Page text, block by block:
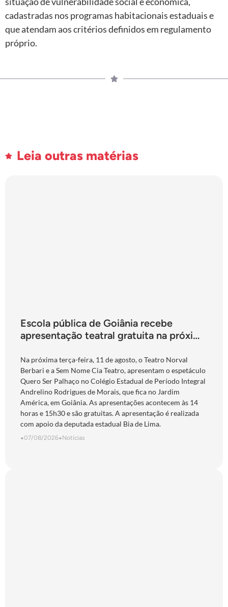
cadastradas nos programas habitacionais estaduais e
que atendam aos critérios definidos em regulamento
próprio.
Leia outras matérias
Escola pública de Goiânia recebe
apresentação teatral gratuita na próxima
Na próxima terça-feira, 11 de agosto, o Teatro Norval
Berbari e a Sem Nome Cia Teatro, apresentam o espetáculo
Quero Ser Palhaço no Colégio Estadual de Período Integral
Andrelino Rodrigues de Morais, que fica no Jardim
América, em Goiânia. As apresentações acontecem às 14
horas e 15h30 e são gratuitas. A apresentação é realizada
com apoio da deputada estadual Bia de Lima.
•07/08/2026•Notícias